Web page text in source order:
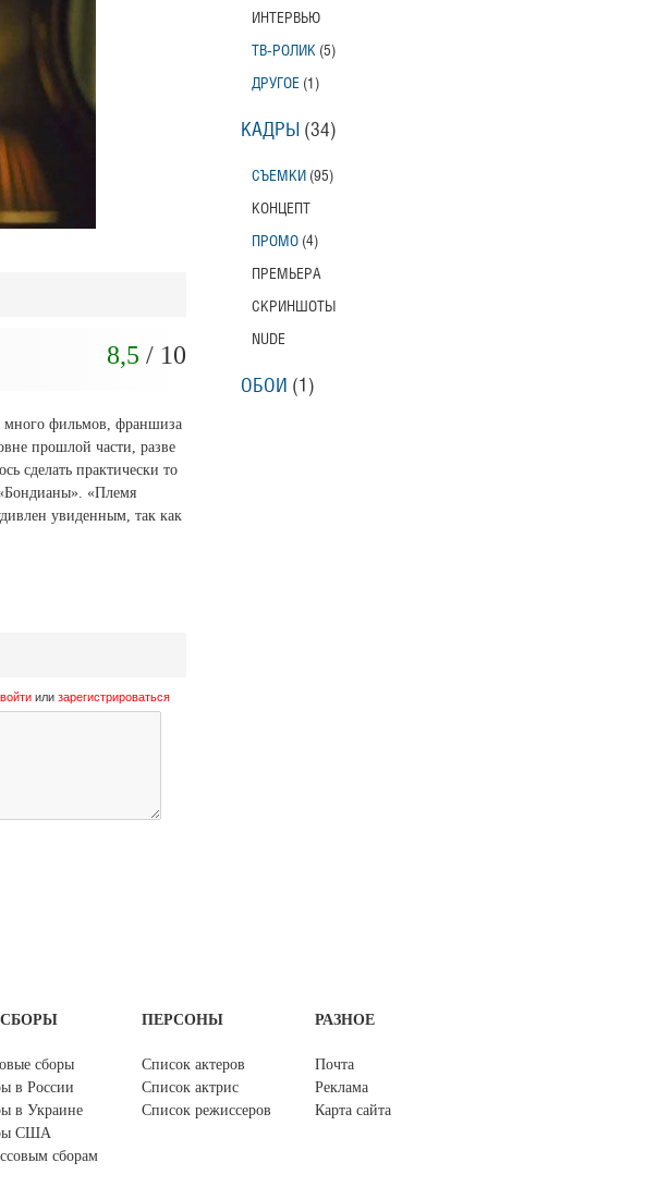
8,5 / 10
много фильмов, франшиза
прошлой части, разве
сделать практически то
«Племя
увиденным, так как
войтиили зарегистрироваться
ИНТЕРВЬЮ
ТВ-РОЛИК (5)
ДРУГОЕ (1)
КАДРЫ (34)
СЪЕМКИ (95)
КОНЦЕПТ
ПРОМО (4)
ПРЕМЬЕРА
СКРИНШОТЫ
NUDE
ОБОИ (1)
сборы
в России
в Украине
США
сборам
ПЕРСОНЫ
Список актеров
Список актрис
Список режиссеров
РАЗНОЕ
Почта
Реклама
Карта сайта